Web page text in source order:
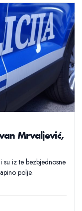
Mrvaljević,
su iz te bezbjednosne
polje.